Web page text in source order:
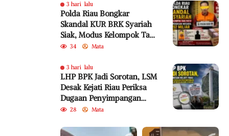
3 hari lalu
Polda Riau Bongkar
Skandal KUR BRK Syariah
Siak, Modus Kelompok Tani
Fiktif Diduga Rugikan
34 Mata
3 hari lalu
LHP BPK Jadi Sorotan, LSM
Desak Kejati Riau Periksa
Dugaan Penyimpangan
Program Bedelau BRK
28 Mata